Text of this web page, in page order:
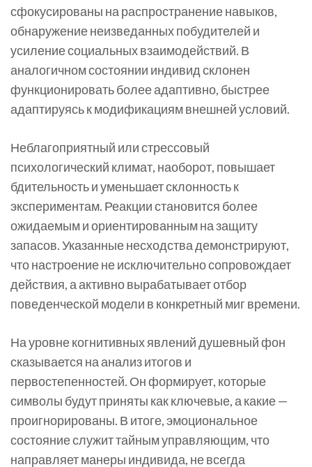
сфокусированы на распространение навыков,
обнаружение неизведанных побудителей и
усиление социальных взаимодействий. В
аналогичном состоянии индивид склонен
функционировать более адаптивно, быстрее
адаптируясь к модификациям внешней условий.
Неблагоприятный или стрессовый
психологический климат, наоборот, повышает
бдительность и уменьшает склонность к
экспериментам. Реакции становится более
ожидаемым и ориентированным на защиту
запасов. Указанные несходства демонстрируют,
что настроение не исключительно сопровождает
действия, а активно вырабатывает отбор
поведенческой модели в конкретный миг времени.
На уровне когнитивных явлений душевный фон
сказывается на анализ итогов и
первостепенностей. Он формирует, которые
символы будут приняты как ключевые, а какие —
проигнорированы. В итоге, эмоциональное
состояние служит тайным управляющим, что
направляет манеры индивида, не всегда